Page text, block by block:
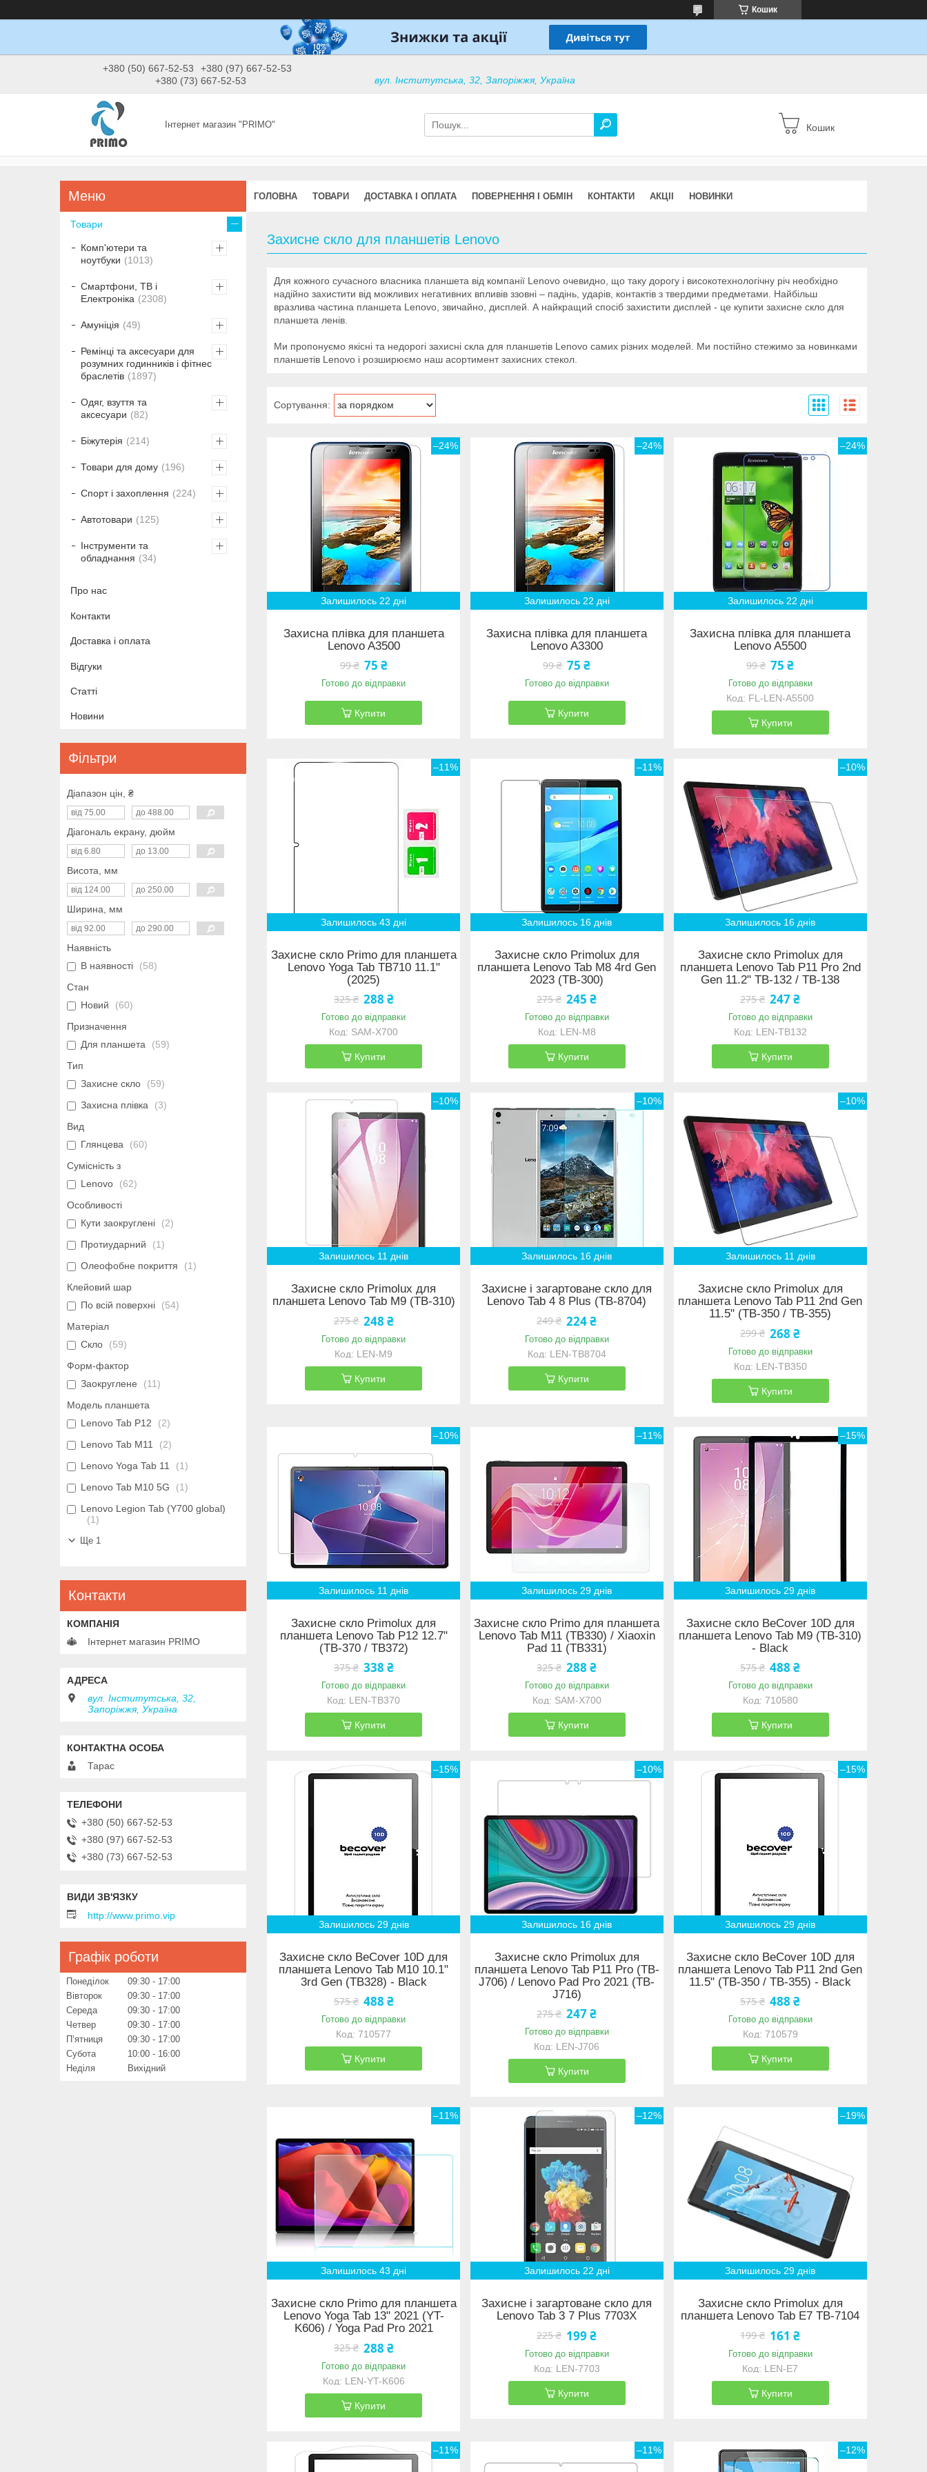
Кошик
+380 (50) 667-52-53
+380 (97) 667-52-53
+380 (73) 667-52-53
вул. Інститутська, 32, Запоріжжя, Україна
Інтернет магазин "PRIMO" Кошик
ГОЛОВНА ТОВАРИ ДОСТАВКА І ОПЛАТА ПОВЕРНЕННЯ І ОБМІН КОНТАКТИ АКЦІІ НОВИНКИ
Захисне скло для планшетів Lenovo
Для кожного сучасного власника планшета від компанії Lenovo очевидно, що таку дорогу і високотехнологічну річ необхідно
надійно захистити від можливих негативних впливів ззовні – падінь, ударів, контактів з твердими предметами. Найбільш
вразлива частина планшета Lenovo, звичайно, дисплей. А найкращий спосіб захистити дисплей - це купити захисне скло для
планшета ленів.
Ми пропонуємо якісні та недорогі захисні скла для планшетів Lenovo самих різних моделей. Ми постійно стежимо за новинками
планшетів Lenovo і розширюємо наш асортимент захисних стекол.
–24%
Залишилось 22 дні
Захисна плівка для планшета
Lenovo A3500
99 ₴ 75 ₴
Готово до відправки
Купити
–24%
Залишилось 22 дні
Захисна плівка для планшета
Lenovo A3300
99 ₴ 75 ₴
Готово до відправки
Купити
–24%
Залишилось 22 дні
Захисна плівка для планшета
Lenovo A5500
99 ₴ 75 ₴
Готово до відправки
FL-LEN-A5500
Купити
–11%
Залишилось 43 дні
Захисне скло Primo для планшета
Lenovo Yoga Tab TB710 11.1"
(2025)
325 ₴ 288 ₴
Готово до відправки
SAM-X700
Купити
–11%
Залишилось 16 днів
Захисне скло Primolux для
планшета Lenovo Tab M8 4rd Gen
2023 (TB-300)
275 ₴ 245 ₴
Готово до відправки
LEN-M8
Купити
–10%
Залишилось 16 днів
Захисне скло Primolux для
планшета Lenovo Tab P11 Pro 2nd
Gen 11.2" TB-132 / TB-138
275 ₴ 247 ₴
Готово до відправки
LEN-TB132
Купити
–10%
Залишилось 11 днів
Захисне скло Primolux для
планшета Lenovo Tab M9 (TB-310)
275 ₴ 248 ₴
Готово до відправки
LEN-M9
Купити
–10%
Залишилось 16 днів
Захисне і загартоване скло для
Lenovo Tab 4 8 Plus (TB-8704)
249 ₴ 224 ₴
Готово до відправки
LEN-TB8704
Купити
–10%
Залишилось 11 днів
Захисне скло Primolux для
планшета Lenovo Tab P11 2nd Gen
11.5" (TB-350 / TB-355)
299 ₴ 268 ₴
Готово до відправки
LEN-TB350
Купити
–10%
Залишилось 11 днів
Захисне скло Primolux для
планшета Lenovo Tab P12 12.7"
(TB-370 / TB372)
375 ₴ 338 ₴
Готово до відправки
LEN-TB370
Купити
–11%
Залишилось 29 днів
Захисне скло Primo для планшета
Lenovo Tab M11 (TB330) / Xiaoxin
Pad 11 (TB331)
325 ₴ 288 ₴
Готово до відправки
SAM-X700
Купити
–15%
Залишилось 29 днів
Захисне скло BeCover 10D для
планшета Lenovo Tab M9 (TB-310)
- Black
575 ₴ 488 ₴
Готово до відправки
710580
Купити
–15%
Залишилось 29 днів
Захисне скло BeCover 10D для
планшета Lenovo Tab M10 10.1"
3rd Gen (TB328) - Black
575 ₴ 488 ₴
Готово до відправки
710577
Купити
–10%
Залишилось 16 днів
Захисне скло Primolux для
планшета Lenovo Tab P11 Pro (TB-
J706) / Lenovo Pad Pro 2021 (TB-
J716)
275 ₴ 247 ₴
Готово до відправки
LEN-J706
Купити
–15%
Залишилось 29 днів
Захисне скло BeCover 10D для
планшета Lenovo Tab P11 2nd Gen
11.5" (TB-350 / TB-355) - Black
575 ₴ 488 ₴
Готово до відправки
710579
Купити
–11%
Залишилось 43 дні
Захисне скло Primo для планшета
Lenovo Yoga Tab 13" 2021 (YT-
K606) / Yoga Pad Pro 2021
325 ₴ 288 ₴
Готово до відправки
LEN-YT-K606
Купити
–12%
Залишилось 22 дні
Захисне і загартоване скло для
Lenovo Tab 3 7 Plus 7703X
225 ₴ 199 ₴
Готово до відправки
LEN-7703
Купити
–19%
Залишилось 29 днів
Захисне скло Primolux для
планшета Lenovo Tab E7 TB-7104
199 ₴ 161 ₴
Готово до відправки
LEN-E7
Купити
–11% –11% –12%
Товари
Комп'ютери та
ноутбуки
1013
Смартфони, ТВ і
Електроніка
2308
Амуніція 49
Ремінці та аксесуари для
розумних годинників і фітнес
браслетів
1897
Одяг, взуття та
аксесуари
82
Біжутерія 214
Товари для дому 196
Спорт і захоплення 224
Автотовари 125
Інструменти та
обладнання
34
Про нас
Контакти
Доставка і оплата
Відгуки
Статті
Новини
Фільтри
Діапазон цін, ₴
Діагональ екрану, дюйм
Висота, мм
Ширина, мм
Наявність
В наявності
58
Стан
Новий
60
Призначення
Для планшета
59
Тип
Захисне скло
59
Захисна плівка
3
Вид
Глянцева
60
Сумісність з
Lenovo
62
Особливості
Кути заокруглені
2
Протиударний
1
Олеофобне покриття
1
Клейовий шар
По всій поверхні
54
Матеріал
Скло
59
Форм-фактор
Заокруглене
11
Модель планшета
Lenovo Tab P12
2
Lenovo Tab M11
2
Lenovo Yoga Tab 11
1
Lenovo Tab M10 5G
1
Lenovo Legion Tab (Y700 global)
1
Ще 1
Контакти
Інтернет магазин PRIMO
вул. Інститутська, 32,
Запоріжжя, Україна
Тарас
+380 (50) 667-52-53
+380 (97) 667-52-53
+380 (73) 667-52-53
http://www.primo.vip
Графік роботи
Понеділок 09:30
17:00
Вівторок
09:30
17:00
Середа
09:30
17:00
Четвер
09:30
17:00
Пʼятниця
09:30
17:00
Субота
10:00
16:00
Неділя
Вихідний